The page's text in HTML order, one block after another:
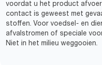
voordat u het product
contact is geweest met
stoffen. Voor voedsel- en
afvalstromen of speciale
Niet in het milieu weggooien.